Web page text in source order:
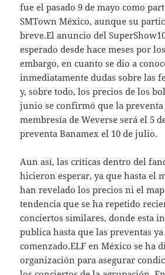
fue el pasado 9 de mayo como
SMTown México, aunque su
breve.El anuncio del
esperado desde hace meses por
embargo, en cuanto se dio a
inmediatamente dudas sobre las
y, sobre todo, los precios de los
junio se confirmó que la preventa
membresía de Weverse será el 5
preventa Banamex el 10 de julio.
Aun así, las críticas dentro del
hicieron esperar, ya que hasta el
han revelado los precios ni el
tendencia que se ha repetido
conciertos similares, donde esta
publica hasta que las preventas ya
comenzado.ELF en México se ha
organización para asegurar